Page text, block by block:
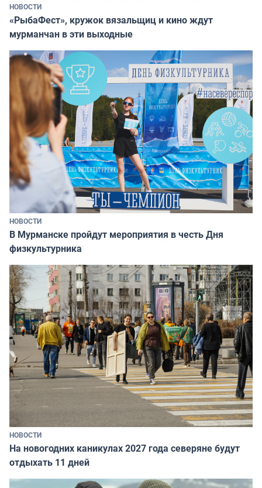
НОВОСТИ
«РыбаФест», кружок вязальщиц и кино ждут
мурманчан в эти выходные
НОВОСТИ
В Мурманске пройдут мероприятия в честь Дня
физкультурника
НОВОСТИ
На новогодних каникулах 2027 года северяне будут
отдыхать 11 дней